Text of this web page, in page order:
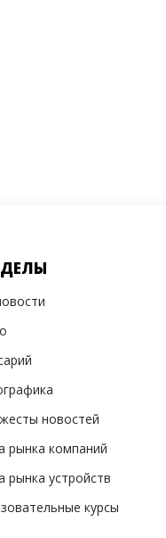
новостей
рынка компаний
рынка устройств
курсы